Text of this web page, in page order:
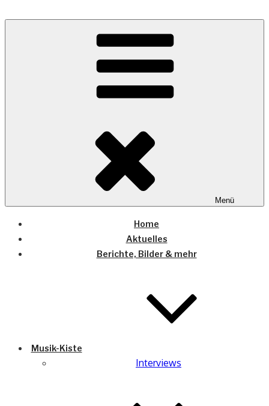
COUNTRYHOME
Wo die (Country-) Musik Zuhause ist
Menü
Home
Aktuelles
Berichte, Bilder & mehr
Musik-Kiste
Interviews